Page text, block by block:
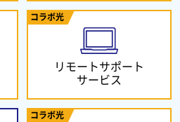
コラボ光
リモートサポート
サービス
コラボ光